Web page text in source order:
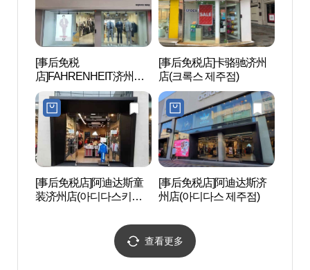
[事后免税
店]FAHRENHEIT济州店
(파렌하이트 제주점)
[事后免税店]卡骆驰济州
店(크록스 제주점)
[事后免税店]阿迪达斯童
装济州店(아디다스키즈
[事后免税店]阿迪达斯济
州店(아디다스 제주점)
查看更多